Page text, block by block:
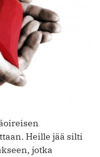
Heille jää silti
jotka